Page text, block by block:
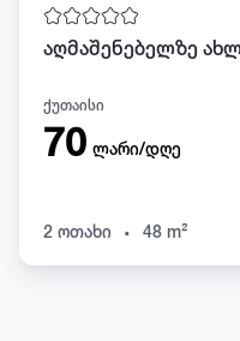
ქუთაისი
70 ლარი/დღე
2 ოთახი . 48 m²